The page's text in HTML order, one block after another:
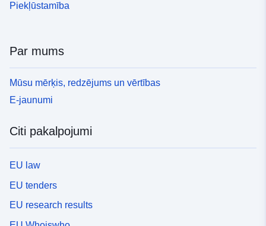
Piekļūstamība
Par mums
Mūsu mērķis, redzējums un vērtības
E-jaunumi
Citi pakalpojumi
EU law
EU tenders
EU research results